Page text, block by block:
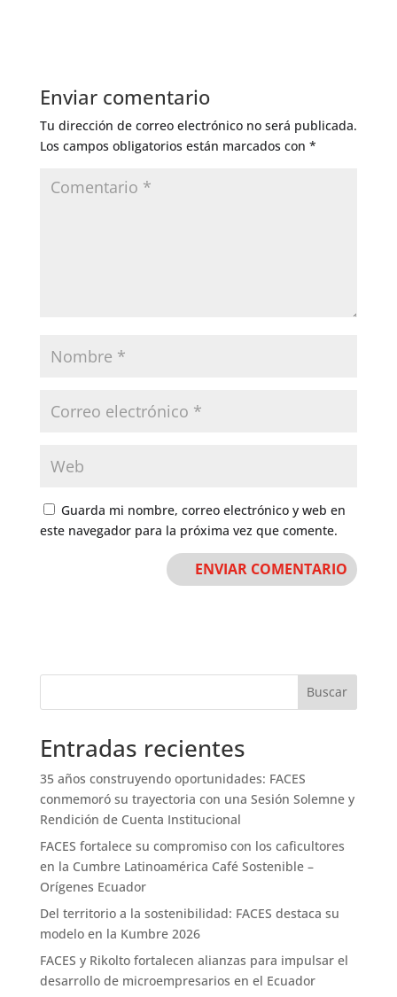
Riego General
Enviar comentario
Tu dirección de correo electrónico no será publicada.
Los campos obligatorios están marcados con *
Guarda mi nombre, correo electrónico y web en
este navegador para la próxima vez que comente.
Buscar
Entradas recientes
35 años construyendo oportunidades: FACES
conmemoró su trayectoria con una Sesión Solemne y
Rendición de Cuenta Institucional
FACES fortalece su compromiso con los caficultores
en la Cumbre Latinoamérica Café Sostenible –
Orígenes Ecuador
Del territorio a la sostenibilidad: FACES destaca su
modelo en la Kumbre 2026
FACES y Rikolto fortalecen alianzas para impulsar el
desarrollo de microempresarios en el Ecuador